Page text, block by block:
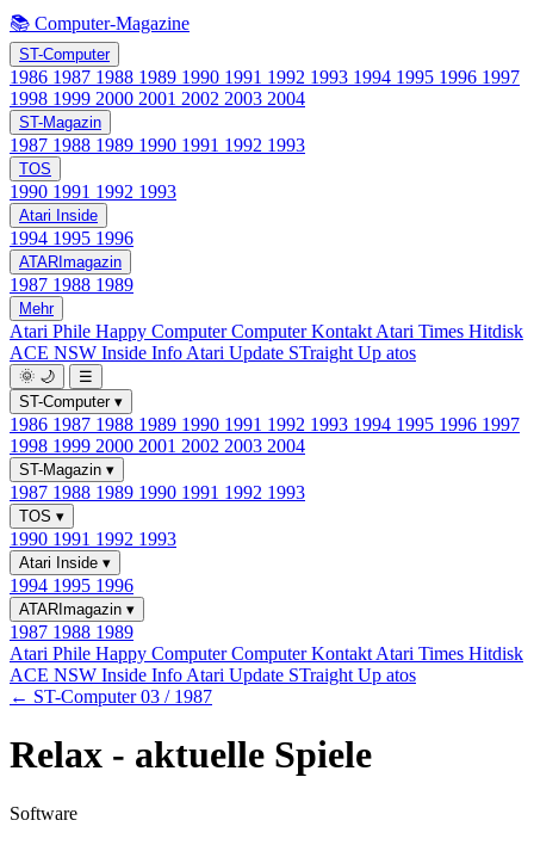
📚 Computer-Magazine
ST-Computer
1986 1987 1988 1989 1990 1991 1992 1993 1994 1995 1996 1997
1998 1999 2000 2001 2002 2003 2004
ST-Magazin
1987 1988 1989 1990 1991 1992 1993
TOS
1990 1991 1992 1993
Atari Inside
1994 1995 1996
ATARImagazin
1987 1988 1989
Mehr
Atari Phile Happy ComputerComputer Kontakt Atari Times Hitdisk
ACE NSW Inside Info Atari Update STraight Up atos
🌞 🌙
☰
ST-Computer ▾
1986 1987 1988 1989 1990 1991 1992 1993 1994 1995 1996 1997
1998 1999 2000 2001 2002 2003 2004
ST-Magazin ▾
1987 1988 1989 1990 1991 1992 1993
TOS ▾
1990 1991 1992 1993
Atari Inside ▾
1994 1995 1996
ATARImagazin ▾
1987 1988 1989
Atari Phile Happy ComputerComputer Kontakt Atari Times Hitdisk
ACE NSW Inside Info Atari Update STraight Up atos
← ST-Computer 03 / 1987
Relax - aktuelle Spiele
Software